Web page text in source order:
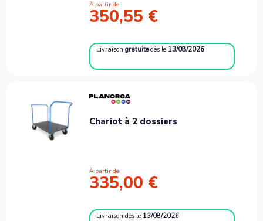
À partir de
350,55 €
Livraisongratuite dès le 13/08/2026
Chariot à 2 dossiers
À partir de
335,00 €
Livraisondès le 13/08/2026